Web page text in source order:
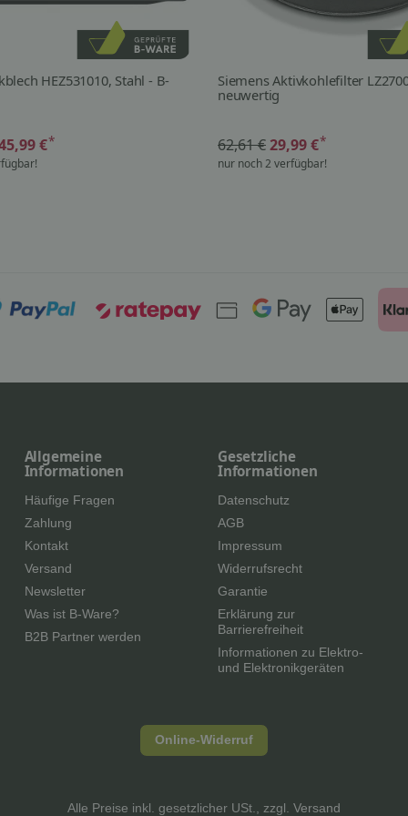
HEZ531010, Stahl - B-
€*
Siemens Aktivkohlefilter
neuwertig
62,61 €29,99 €*
nur noch 2 verfügbar!
Allgemeine
Informationen
Häufige Fragen
Zahlung
Kontakt
Versand
Newsletter
Was ist B-Ware?
B2B Partner werden
Gesetzliche
Informationen
Datenschutz
AGB
Impressum
Widerrufsrecht
Garantie
Erklärung zur
Barrierefreiheit
Informationen zu Elektro-
und Elektronikgeräten
Online-Widerruf
Alle Preise inkl. gesetzlicher USt., zzgl. Versand